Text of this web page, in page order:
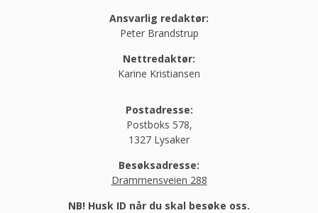
Ansvarlig redaktør:
Peter Brandstrup
Nettredaktør:
Karine Kristiansen
Postadresse:
Postboks 578,
1327 Lysaker
Besøksadresse:
Drammensveien 288
NB! Husk ID når du skal besøke oss.